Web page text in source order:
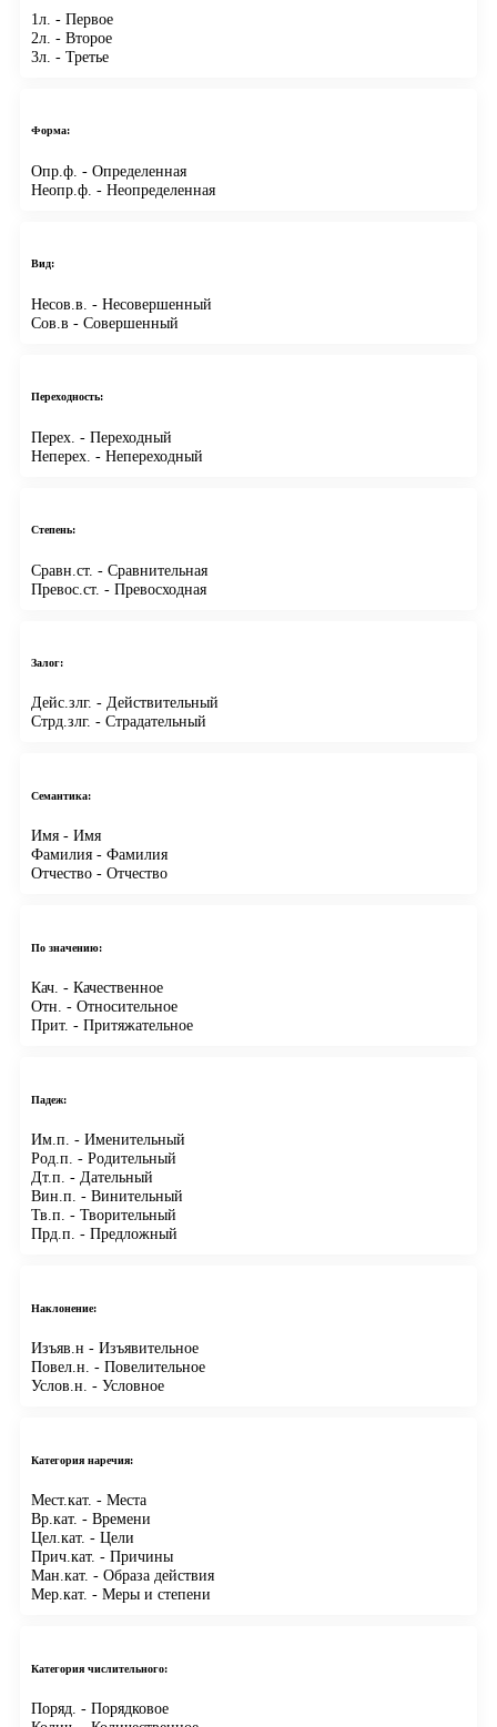
1л. - Первое
2л. - Второе
3л. - Третье
Форма:
Опр.ф. - Определенная
Неопр.ф. - Неопределенная
Вид:
Несов.в. - Несовершенный
Сов.в - Совершенный
Переходность:
Перех. - Переходный
Неперех. - Непереходный
Степень:
Сравн.ст. - Сравнительная
Превос.ст. - Превосходная
Залог:
Дейс.злг. - Действительный
Стрд.злг. - Страдательный
Семантика:
Имя - Имя
Фамилия - Фамилия
Отчество - Отчество
По значению:
Кач. - Качественное
Отн. - Относительное
Прит. - Притяжательное
Падеж:
Им.п. - Именительный
Род.п. - Родительный
Дт.п. - Дательный
Вин.п. - Винительный
Тв.п. - Творительный
Прд.п. - Предложный
Наклонение:
Изъяв.н - Изъявительное
Повел.н. - Повелительное
Услов.н. - Условное
Категория наречия:
Мест.кат. - Места
Вр.кат. - Времени
Цел.кат. - Цели
Прич.кат. - Причины
Ман.кат. - Образа действия
Мер.кат. - Меры и степени
Категория числительного:
Поряд. - Порядковое